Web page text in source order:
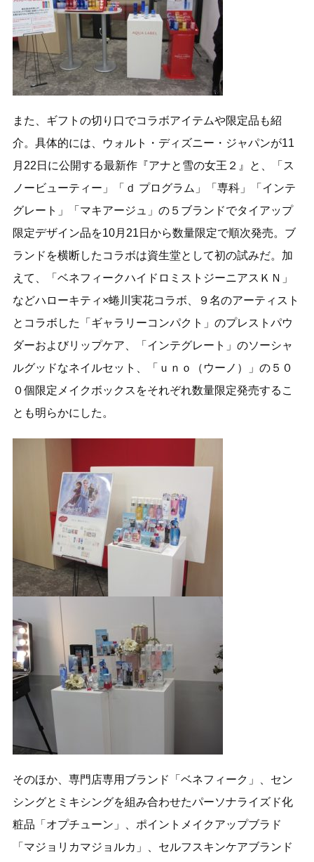
また、ギフトの切り口でコラボアイテムや限定品も紹
介。具体的には、ウォルト・ディズニー・ジャパンが11
月22日に公開する最新作『アナと雪の女王２』と、「ス
ノービューティー」「ｄ プログラム」「専科」「インテ
グレート」「マキアージュ」の５ブランドでタイアップ
限定デザイン品を10月21日から数量限定で順次発売。ブ
ランドを横断したコラボは資生堂として初の試みだ。加
えて、「ベネフィークハイドロミストジーニアスＫＮ」
などハローキティ×蜷川実花コラボ、９名のアーティスト
とコラボした「ギャラリーコンパクト」のプレストパウ
ダーおよびリップケア、「インテグレート」のソーシャ
ルグッドなネイルセット、「ｕｎｏ（ウーノ）」の５０
０個限定メイクボックスをそれぞれ数量限定発売するこ
とも明らかにした。
そのほか、専門店専用ブランド「ベネフィーク」、セン
シングとミキシングを組み合わせたパーソナライズド化
粧品「オプチューン」、ポイントメイクアップブラド
「マジョリカマジョルカ」、セルフスキンケアブランド